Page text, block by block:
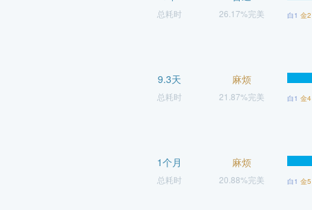
总耗时 26.17%完美 白1 金2
9.3天
总耗时
麻烦
21.87%完美 白1 金4
1个月
总耗时
麻烦
20.88%完美 白1 金5